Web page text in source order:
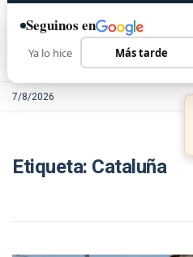
7/8/2026
Etiqueta: Cataluña
Seguinos en
Ya lo hice Más tarde